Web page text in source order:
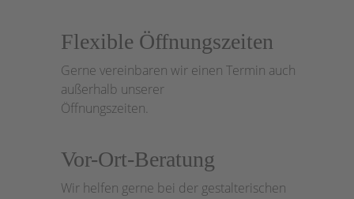
Flexible Öffnungszeiten
Gerne vereinbaren wir einen Termin auch
außerhalb unserer
Öffnungszeiten.
Vor-Ort-Beratung
Wir helfen gerne bei der gestalterischen